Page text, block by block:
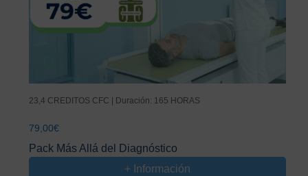
23,4 CREDITOS CFC | Duración: 165 HORAS
79,00€
Pack Más Allá del Diagnóstico
+ Información